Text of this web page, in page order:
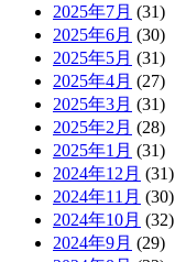
2025年7月 (31)
2025年6月 (30)
2025年5月 (31)
2025年4月 (27)
2025年3月 (31)
2025年2月 (28)
2025年1月 (31)
2024年12月 (31)
2024年11月 (30)
2024年10月 (32)
2024年9月 (29)